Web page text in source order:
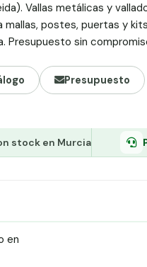
Vallas metálicas y
postes, puertas y
Presupuesto sin
Presupuesto
stock en Murcia
en